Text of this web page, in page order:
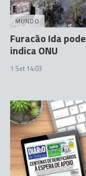
MUNDO
Furacão Ida
indica ONU
1 Set 14:03